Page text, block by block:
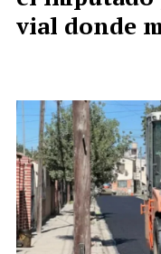
vial donde